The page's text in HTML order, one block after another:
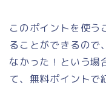
このポイントを使う
ることができるので
なかった！という場
て、無料ポイントで